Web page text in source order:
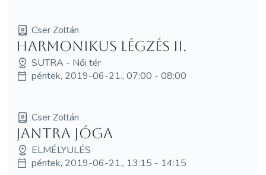
Cser Zoltán
Harmonikus légzés II.
SUTRA - Női tér
péntek, 2019-06-21., 07:00 - 08:00
Cser Zoltán
Jantra jóga
ELMÉLYÜLÉS
péntek, 2019-06-21., 13:15 - 14:15